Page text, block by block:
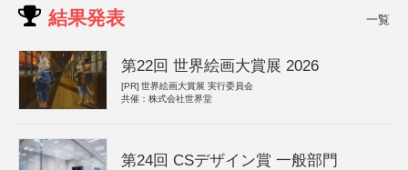
結果発表 一覧
第22回 世界絵画大賞展 2026
[PR] 世界絵画大賞展 実行委員会
共催：株式会社世界堂
第24回 CSデザイン賞 一般部門